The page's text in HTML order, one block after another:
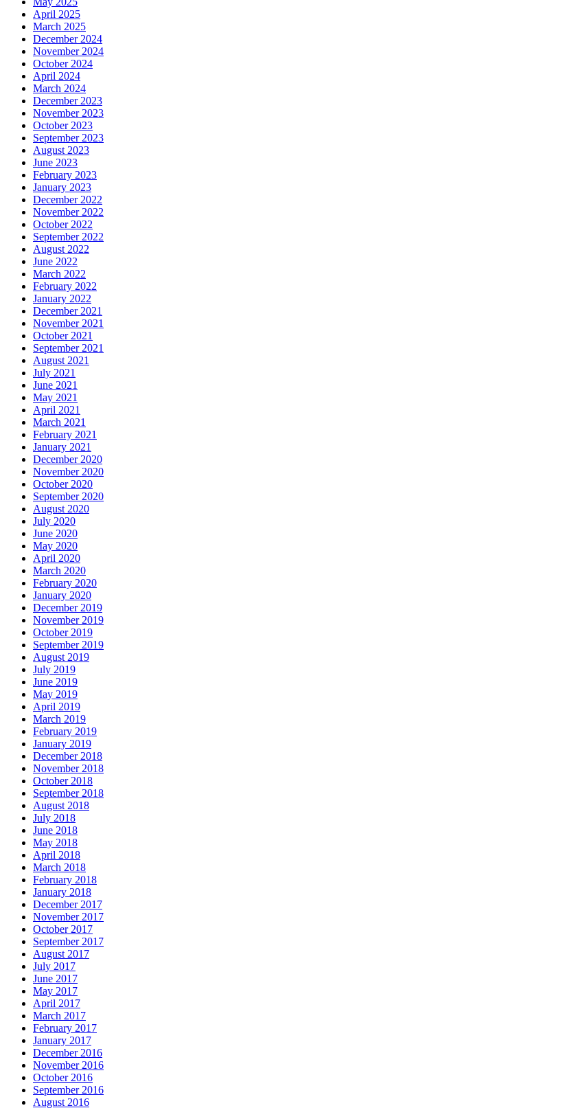
April 2025
March 2025
December 2024
November 2024
October 2024
April 2024
March 2024
December 2023
November 2023
October 2023
September 2023
August 2023
June 2023
February 2023
January 2023
December 2022
November 2022
October 2022
September 2022
August 2022
June 2022
March 2022
February 2022
January 2022
December 2021
November 2021
October 2021
September 2021
August 2021
July 2021
June 2021
May 2021
April 2021
March 2021
February 2021
January 2021
December 2020
November 2020
October 2020
September 2020
August 2020
July 2020
June 2020
May 2020
April 2020
March 2020
February 2020
January 2020
December 2019
November 2019
October 2019
September 2019
August 2019
July 2019
June 2019
May 2019
April 2019
March 2019
February 2019
January 2019
December 2018
November 2018
October 2018
September 2018
August 2018
July 2018
June 2018
May 2018
April 2018
March 2018
February 2018
January 2018
December 2017
November 2017
October 2017
September 2017
August 2017
July 2017
June 2017
May 2017
April 2017
March 2017
February 2017
January 2017
December 2016
November 2016
October 2016
September 2016
August 2016